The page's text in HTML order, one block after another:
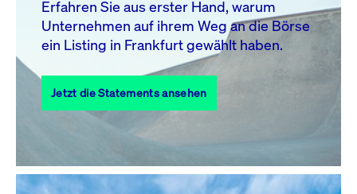
17
18 19 20 21 22
23
27 28
31
Alle Events
Erfahren Sie aus erster Hand, warum
Unternehmen auf ihrem Weg an die Börse
ein Listing in Frankfurt gewählt haben.
Jetzt die Statements ansehen